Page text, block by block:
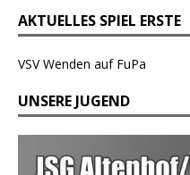
AKTUELLES SPIEL ERSTE
VSV Wenden auf FuPa
UNSERE JUGEND